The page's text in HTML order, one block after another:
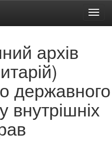
архів
державного
внутрішніх